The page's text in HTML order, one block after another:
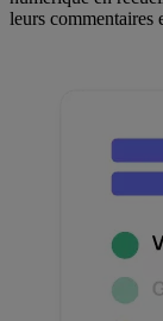
leurs commentaires